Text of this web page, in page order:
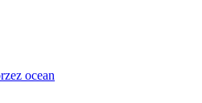
ocean